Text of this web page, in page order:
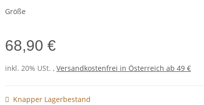
Größe
68,90 €
inkl. 20% USt. , Versandkostenfrei in Österreich ab 49 €
Knapper Lagerbestand